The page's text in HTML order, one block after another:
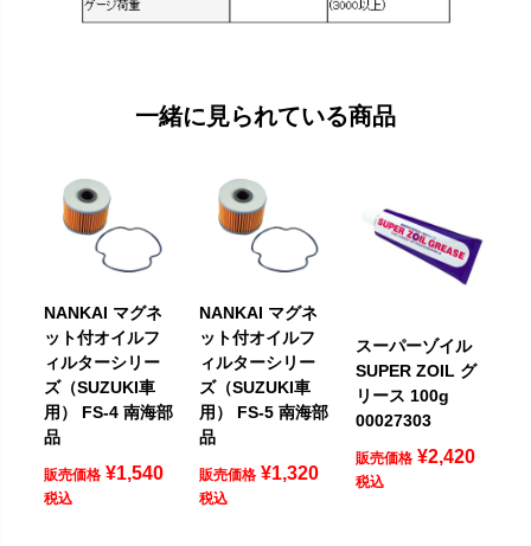
一緒に見られている商品
NANKAI マグネ
ット付オイルフ
ィルターシリー
ズ（SUZUKI車
用） FS-4 南海部
品
販売価格 ¥1,540
税込
NANKAI マグネ
ット付オイルフ
ィルターシリー
ズ（SUZUKI車
用） FS-5 南海部
品
販売価格 ¥1,320
税込
スーパーゾイル
SUPER ZOIL グ
リース 100g
00027303
販売価格 ¥2,420
税込